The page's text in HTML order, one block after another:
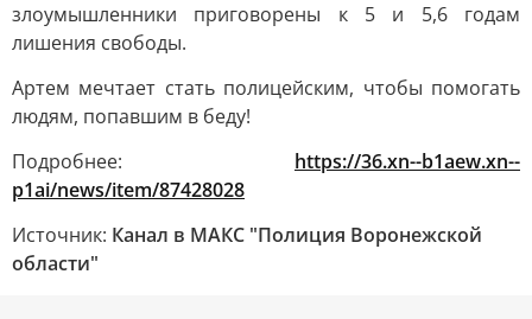
злоумышленники приговорены к 5 и 5,6 годам
лишения свободы.
Артем мечтает стать полицейским, чтобы помогать
людям, попавшим в беду!
Подробнее: https://36.xn--b1aew.xn--
p1ai/news/item/87428028
Источник: Канал в МАКС "Полиция Воронежской
области"